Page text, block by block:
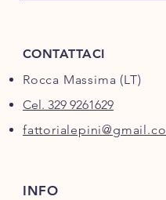
CONTATTACI
Rocca Massima (LT)
Cel. 329 9261629
INFO